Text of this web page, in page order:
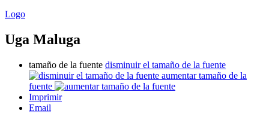
Logo
Uga Maluga
tamaño de la fuente disminuir el tamaño de la fuente
aumentar tamaño de la
fuente
Imprimir
Email